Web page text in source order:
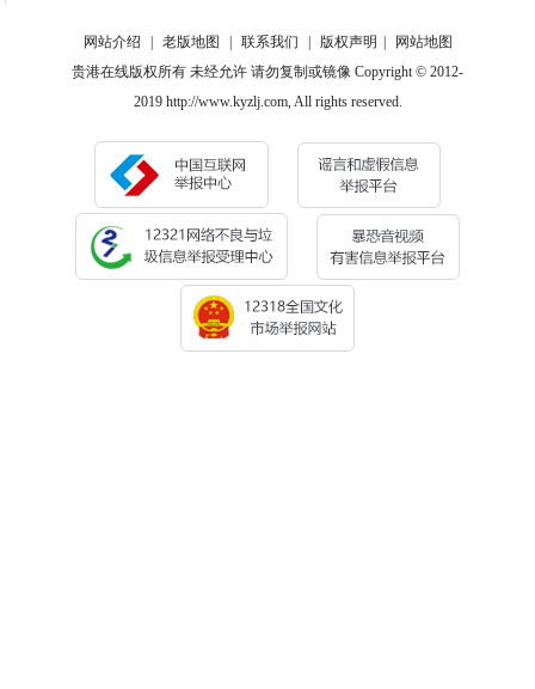
网站介绍 老版地图 联系我们 版权声明
网站地图
贵港在线版权所有 未经允许 请勿复制或镜像 Copyright © 2012-
2019 http://www.kyzlj.com, All rights reserved.